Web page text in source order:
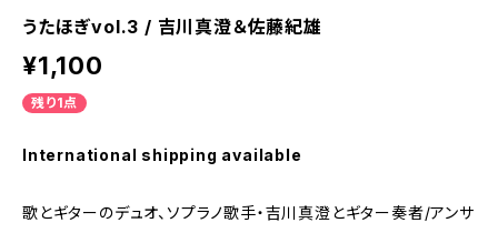
うたほぎvol.3 / 吉川真澄＆佐藤紀雄
¥1,100
残り1点
International shipping available
歌とギターのデュオ、ソプラノ歌手・吉川真澄とギター奏者/アンサ